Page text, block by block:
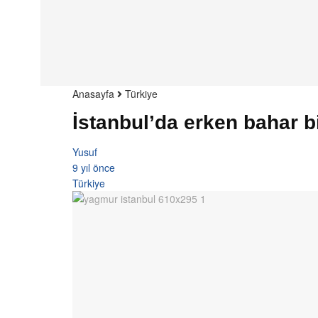
Anasayfa Türkiye
İstanbul’da erken bahar
Yusuf
9 yıl önce
Türkiye